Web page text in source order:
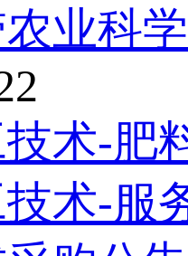
业科
术-肥
术-服